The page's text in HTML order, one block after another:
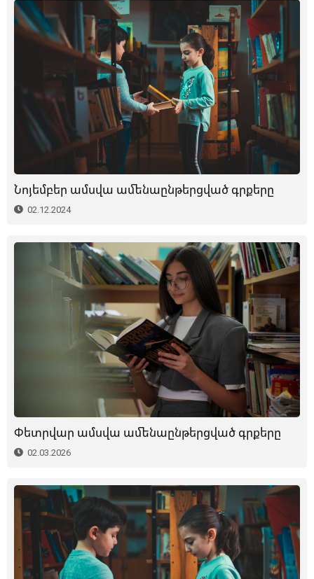
Նոյեմբեր ամսվա ամենաընթերցված գրքերը
02.12.2024
Փետրվար ամսվա ամենաընթերցված գրքերը
02.03.2026